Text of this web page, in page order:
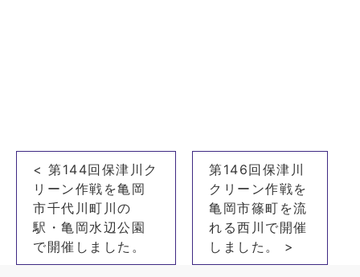
< 第144回保津川ク
リーン作戦を亀岡
市千代川町川の
駅・亀岡水辺公園
で開催しました。
第146回保津川
クリーン作戦を
亀岡市篠町を流
れる西川で開催
しました。 >